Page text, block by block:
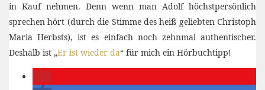
in Kauf nehmen. Denn wenn man Adolf höchstpersönlich
sprechen hört (durch die Stimme des heiß geliebten Christoph
Maria Herbsts), ist es einfach noch zehnmal authentischer.
Deshalb ist „Er ist wieder da“ für mich ein Hörbuchtipp!